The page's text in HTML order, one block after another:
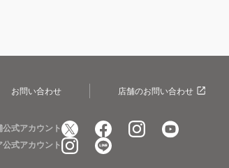
お問い合わせ 店舗のお問い合わせ
公式アカウント
式アカウント